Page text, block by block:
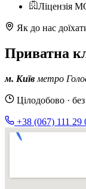
Ліцензія
Як до нас
Приватна
м. Київ метро
Цілодобово ·
+38 (067) 111 29